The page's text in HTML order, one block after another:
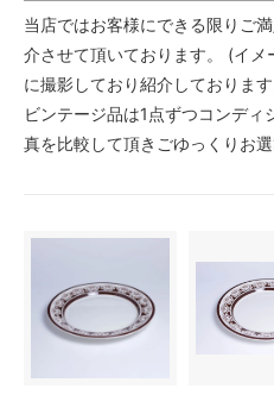
当店ではお客様にできる限りご
介させて頂いております。 (イ
に撮影しており紹介しております
ビンテージ品は1点ずつコンデ
真を比較して頂きごゆっくりお選